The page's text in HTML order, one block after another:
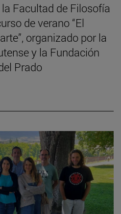
Facultad de Filosofía
de verano “El
organizado por la
y la Fundación
Prado